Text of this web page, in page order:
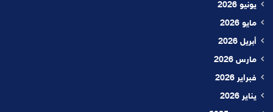
يونيو 2026
مايو 2026
أبريل 2026
مارس 2026
فبراير 2026
يناير 2026